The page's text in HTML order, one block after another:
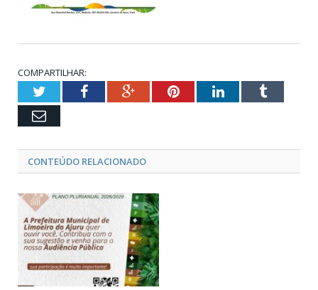
COMPARTILHAR:
TwitterFacebookGoogle+PinterestLinkedInTumblr
Email
CONTEÚDO RELACIONADO